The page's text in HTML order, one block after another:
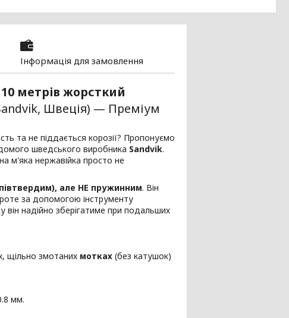
Інформація для замовлення
метрів жорсткий
Швеція) — Преміум
та не піддається корозії? Пропонуємо
шведського виробника Sandvik.
м'яка нержавійка просто не
але НЕ пружинним. Він
за допомогою інструменту
надійно зберігатиме при подальших
щільно змотаних мотках (без катушок)
мм.